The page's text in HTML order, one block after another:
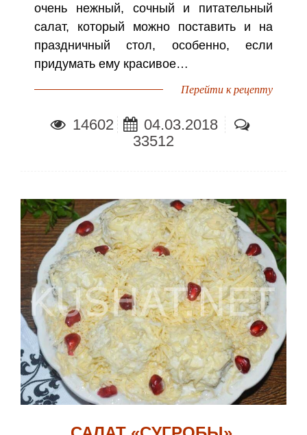
очень нежный, сочный и питательный
салат, который можно поставить и на
праздничный стол, особенно, если
придумать ему красивое…
Перейти к рецепту
14602
04.03.2018
33512